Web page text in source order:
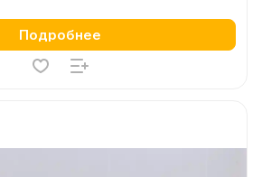
Подробнее